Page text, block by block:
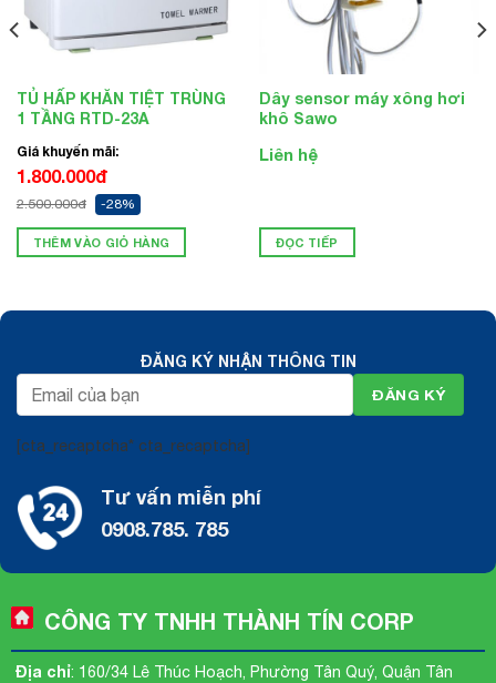
TỦ HẤP KHĂN TIỆT TRÙNG
1 TẦNG RTD-23A
Giá khuyến mãi:
1.800.000đ
2.500.000đ -28%
THÊM VÀO GIỎ HÀNG
Dây sensor máy xông hơi
khô Sawo
Liên hệ
ĐỌC TIẾP
ĐĂNG KÝ NHẬN THÔNG TIN
[cta_recaptcha* cta_recaptcha]
Tư vấn miễn phí
0908.785. 785
CÔNG TY TNHH THÀNH TÍN CORP
Địa chỉ: 160/34 Lê Thúc Hoạch, Phường Tân Quý, Quận Tân